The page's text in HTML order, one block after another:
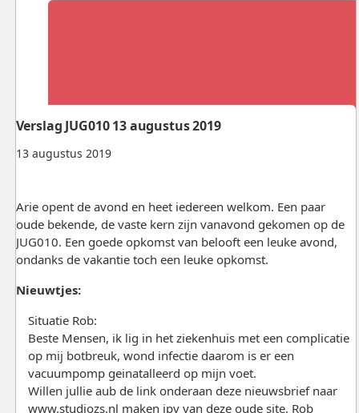
13 augustus 2019
Verslag JUG010 13 augustus 2019
Arie opent de avond en heet iedereen welkom. Een paar
oude bekende, de vaste kern zijn vanavond gekomen op de
JUG010. Een goede opkomst van belooft een leuke avond,
ondanks de vakantie toch een leuke opkomst.
Nieuwtjes:
Situatie Rob:
Beste Mensen, ik lig in het ziekenhuis met een complicatie
op mij botbreuk, wond infectie daarom is er een
vacuumpomp geinatalleerd op mijn voet.
Willen jullie aub de link onderaan deze nieuwsbrief naar
www.studiozs.nl maken ipv van deze oude site. Rob